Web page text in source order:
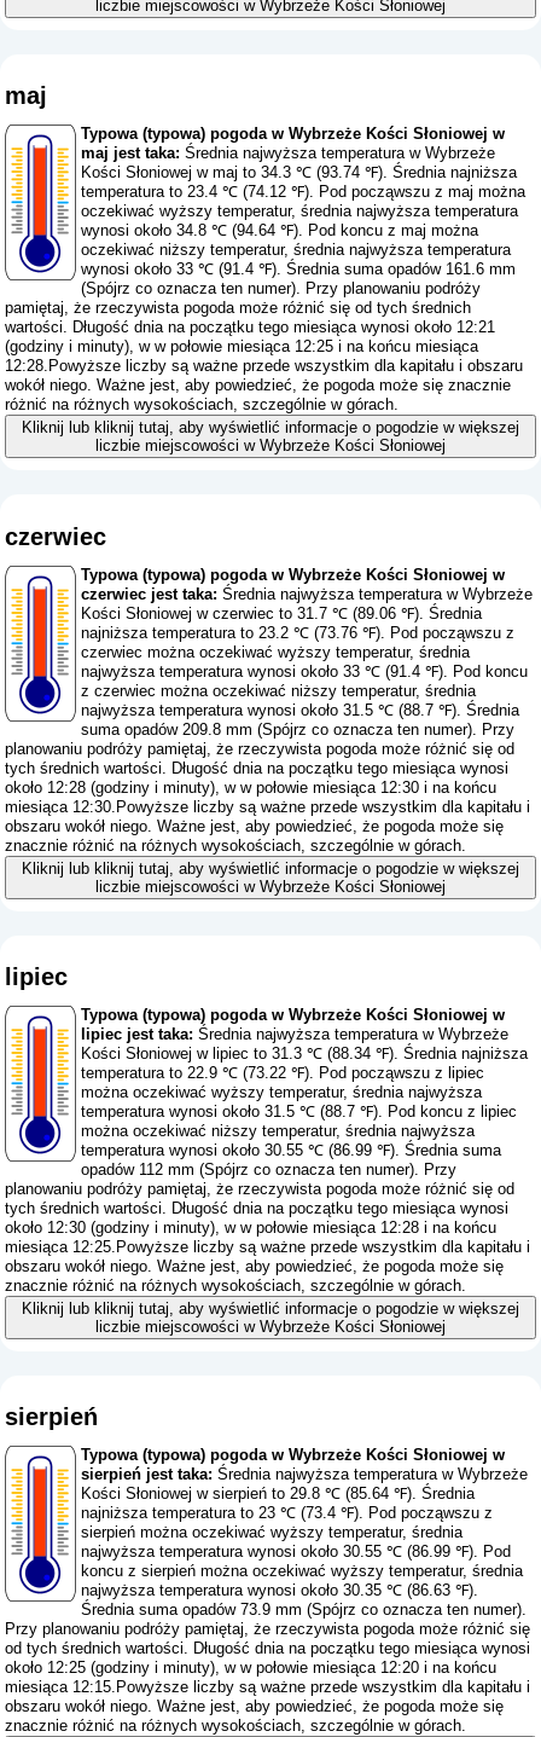
liczbie miejscowości w Wybrzeże Kości Słoniowej
maj
Typowa (typowa) pogoda w Wybrzeże Kości Słoniowej w
maj jest taka: Średnia najwyższa temperatura w Wybrzeże
Kości Słoniowej w maj to 34.3 ℃ (93.74 ℉). Średnia najniższa
temperatura to 23.4 ℃ (74.12 ℉). Pod począwszu z maj można
oczekiwać wyższy temperatur, średnia najwyższa temperatura
wynosi około 34.8 ℃ (94.64 ℉). Pod koncu z maj można
oczekiwać niższy temperatur, średnia najwyższa temperatura
wynosi około 33 ℃ (91.4 ℉). Średnia suma opadów 161.6 mm
(Spójrz co oznacza ten numer). Przy planowaniu podróży
pamiętaj, że rzeczywista pogoda może różnić się od tych średnich
wartości. Długość dnia na początku tego miesiąca wynosi około 12:21
(godziny i minuty), w w połowie miesiąca 12:25 i na końcu miesiąca
12:28.Powyższe liczby są ważne przede wszystkim dla kapitału i obszaru
wokół niego. Ważne jest, aby powiedzieć, że pogoda może się znacznie
różnić na różnych wysokościach, szczególnie w górach.
Kliknij lub kliknij tutaj, aby wyświetlić informacje o pogodzie w większej
liczbie miejscowości w Wybrzeże Kości Słoniowej
czerwiec
Typowa (typowa) pogoda w Wybrzeże Kości Słoniowej w
czerwiec jest taka: Średnia najwyższa temperatura w Wybrzeże
Kości Słoniowej w czerwiec to 31.7 ℃ (89.06 ℉). Średnia
najniższa temperatura to 23.2 ℃ (73.76 ℉). Pod począwszu z
czerwiec można oczekiwać wyższy temperatur, średnia
najwyższa temperatura wynosi około 33 ℃ (91.4 ℉). Pod koncu
z czerwiec można oczekiwać niższy temperatur, średnia
najwyższa temperatura wynosi około 31.5 ℃ (88.7 ℉). Średnia
suma opadów 209.8 mm (Spójrz co oznacza ten numer). Przy
planowaniu podróży pamiętaj, że rzeczywista pogoda może różnić się od
tych średnich wartości. Długość dnia na początku tego miesiąca wynosi
około 12:28 (godziny i minuty), w w połowie miesiąca 12:30 i na końcu
miesiąca 12:30.Powyższe liczby są ważne przede wszystkim dla kapitału i
obszaru wokół niego. Ważne jest, aby powiedzieć, że pogoda może się
znacznie różnić na różnych wysokościach, szczególnie w górach.
Kliknij lub kliknij tutaj, aby wyświetlić informacje o pogodzie w większej
liczbie miejscowości w Wybrzeże Kości Słoniowej
lipiec
Typowa (typowa) pogoda w Wybrzeże Kości Słoniowej w
lipiec jest taka: Średnia najwyższa temperatura w Wybrzeże
Kości Słoniowej w lipiec to 31.3 ℃ (88.34 ℉). Średnia najniższa
temperatura to 22.9 ℃ (73.22 ℉). Pod począwszu z lipiec
można oczekiwać wyższy temperatur, średnia najwyższa
temperatura wynosi około 31.5 ℃ (88.7 ℉). Pod koncu z lipiec
można oczekiwać niższy temperatur, średnia najwyższa
temperatura wynosi około 30.55 ℃ (86.99 ℉). Średnia suma
opadów 112 mm (Spójrz co oznacza ten numer). Przy
planowaniu podróży pamiętaj, że rzeczywista pogoda może różnić się od
tych średnich wartości. Długość dnia na początku tego miesiąca wynosi
około 12:30 (godziny i minuty), w w połowie miesiąca 12:28 i na końcu
miesiąca 12:25.Powyższe liczby są ważne przede wszystkim dla kapitału i
obszaru wokół niego. Ważne jest, aby powiedzieć, że pogoda może się
znacznie różnić na różnych wysokościach, szczególnie w górach.
Kliknij lub kliknij tutaj, aby wyświetlić informacje o pogodzie w większej
liczbie miejscowości w Wybrzeże Kości Słoniowej
sierpień
Typowa (typowa) pogoda w Wybrzeże Kości Słoniowej w
sierpień jest taka: Średnia najwyższa temperatura w Wybrzeże
Kości Słoniowej w sierpień to 29.8 ℃ (85.64 ℉). Średnia
najniższa temperatura to 23 ℃ (73.4 ℉). Pod począwszu z
sierpień można oczekiwać wyższy temperatur, średnia
najwyższa temperatura wynosi około 30.55 ℃ (86.99 ℉). Pod
koncu z sierpień można oczekiwać wyższy temperatur, średnia
najwyższa temperatura wynosi około 30.35 ℃ (86.63 ℉).
Średnia suma opadów 73.9 mm (Spójrz co oznacza ten numer).
Przy planowaniu podróży pamiętaj, że rzeczywista pogoda może różnić się
od tych średnich wartości. Długość dnia na początku tego miesiąca wynosi
około 12:25 (godziny i minuty), w w połowie miesiąca 12:20 i na końcu
miesiąca 12:15.Powyższe liczby są ważne przede wszystkim dla kapitału i
obszaru wokół niego. Ważne jest, aby powiedzieć, że pogoda może się
znacznie różnić na różnych wysokościach, szczególnie w górach.